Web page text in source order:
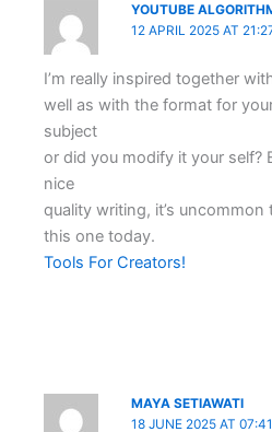
YOUTUBE
12 APRIL 2025 AT
I’m really inspired together
well as with the format for
subject
or did you modify it your self?
nice
quality writing, it’s uncommon
this one today.
Tools For Creators!
MAYA SETIAWATI
18 JUNE 2025 AT 07:41